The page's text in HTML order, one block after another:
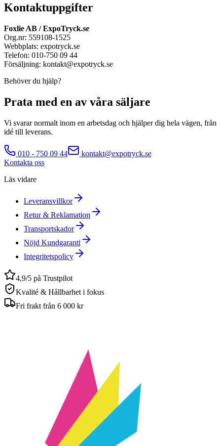
Kontaktuppgifter
Foxlie AB / ExpoTryck.se
Org.nr: 559108-1525
Webbplats: expotryck.se
Telefon: 010-750 09 44
Försäljning: kontakt@expotryck.se
Behöver du hjälp?
Prata med en av våra säljare
Vi svarar normalt inom en arbetsdag och hjälper dig hela vägen, från
idé till leverans.
010 - 750 09 44
kontakt@expotryck.se
Kontakta oss
Läs vidare
Leveransvillkor
Retur & Reklamation
Transportskador
Nöjd Kundgaranti
Integritetspolicy
4,9/5 på Trustpilot
Kvalité & Hållbarhet i fokus
Fri frakt från 6 000 kr